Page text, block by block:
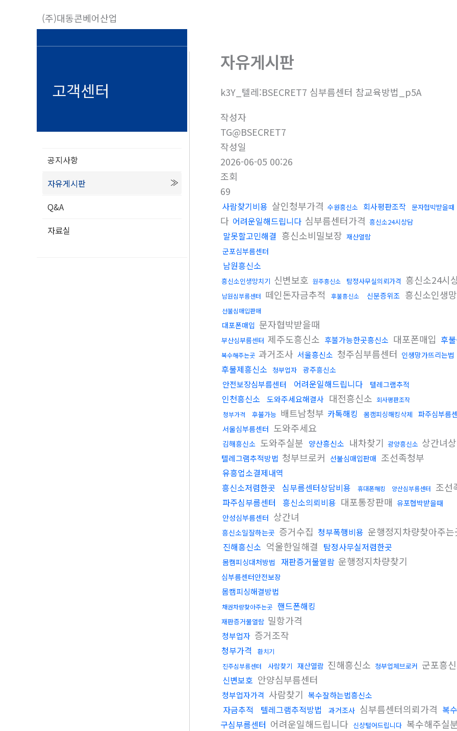
(주)대동콘베어산업
고객센터
공지사항
자유게시판
Q&A
자료실
자유게시판
k3Y_텔레:BSECRET7 심부름센터 참교육방법_p5A
작성자
TG@BSECRET7
작성일
2026-06-05 00:26
조회
69
사람찾기비용 살인청부가격 수원흥신소 회사평판조작 문자협박받을때
다 어려운일해드립니다 심부름센터가격 흥신소24시상담
말못할고민해결 흥신소비밀보장 재산열람
군포심부름센터
남원흥신소
흥신소인생망치기 신변보호 원주흥신소 탐정사무실의뢰가격 흥신소24시
남원심부름센터 떼인돈자금추적 후불흥신소 신분증위조 흥신소인생
선불심매입판매
대포폰매입 문자협박받을때
부산심부름센터 제주도흥신소 후불가능한곳흥신소 대포폰매입 후
복수해주는곳 과거조사 서울흥신소 청주심부름센터 인생망가뜨리는법
후불제흥신소 청부업자 광주흥신소
안전보장심부름센터 어려운일해드립니다 텔레그램추적
인천흥신소 도와주세요해결사 대전흥신소 회사평판조작
청부가격
후불가능 배트남청부 카톡해킹 몸캠피싱해킹삭제 파주심부름
서울심부름센터 도와주세요
김해흥신소 도와주실분 양산흥신소 내차찾기 광양흥신소 상간녀
텔레그램추적방법 청부브로커 선불심매입판매 조선족청부
유흥업소결제내역
흥신소저렴한곳 심부름센터상담비용 휴대폰해킹 양산심부름센터 조선
파주심부름센터 흥신소의뢰비용 대포통장판매 유포협박받을때
안성심부름센터 상간녀
흥신소일잘하는곳 증거수집 청부폭행비용 운행정지차량찾아주는
진해흥신소 억울한일해결 탐정사무실저렴한곳
몸캠피싱대처방법 재판증거물열람 운행정지차량찾기
심부름센터안전보장
몸캠피싱해결방법
채권차량찾아주는곳 핸드폰해킹
재판증거물열람 밀항가격
청부업자 증거조작
청부가격
환치기
진주심부름센터
사람찾기 재산열람 진해흥신소 청부업체브로커 군포흥
신변보호 안양심부름센터
청부업자가격 사람찾기 복수잘하는법흥신소
자금추적 텔레그램추적방법 과거조사 심부름센터의뢰가격 복
구심부름센터 어려운일해드립니다 신상털어드립니다 복수해주실